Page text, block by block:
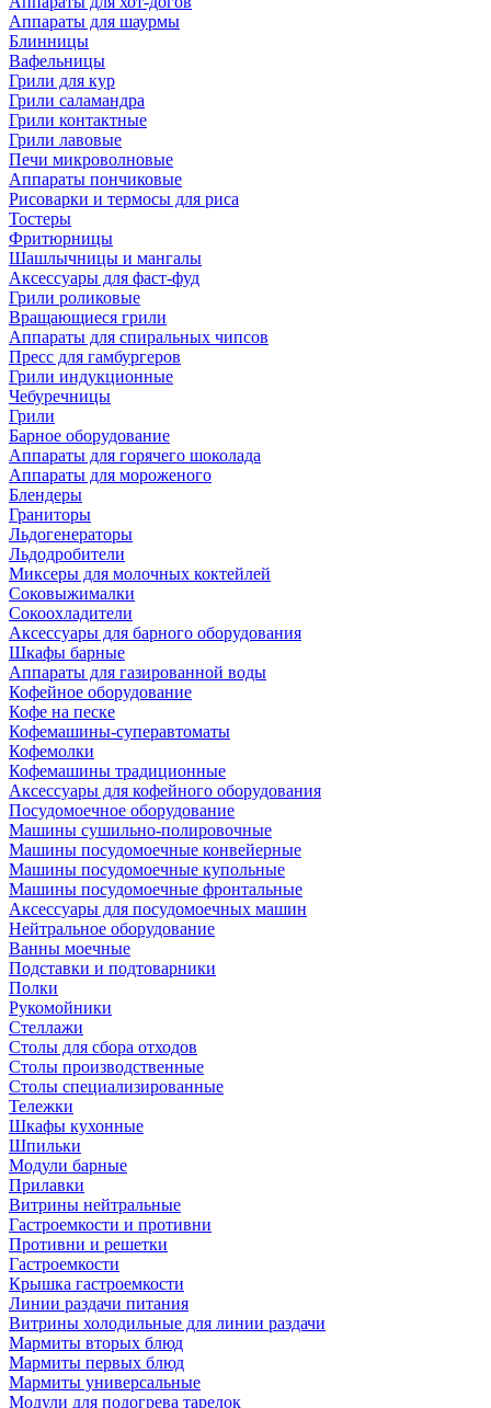
Аппараты для шаурмы
Блинницы
Вафельницы
Грили для кур
Грили саламандра
Грили контактные
Грили лавовые
Печи микроволновые
Аппараты пончиковые
Рисоварки и термосы для риса
Тостеры
Фритюрницы
Шашлычницы и мангалы
Аксессуары для фаст-фуд
Грили роликовые
Вращающиеся грили
Аппараты для спиральных чипсов
Пресс для гамбургеров
Грили индукционные
Чебуречницы
Грили
Барное оборудование
Аппараты для горячего шоколада
Аппараты для мороженого
Блендеры
Граниторы
Льдогенераторы
Льдодробители
Миксеры для молочных коктейлей
Соковыжималки
Сокоохладители
Аксессуары для барного оборудования
Шкафы барные
Аппараты для газированной воды
Кофейное оборудование
Кофе на песке
Кофемашины-суперавтоматы
Кофемолки
Кофемашины традиционные
Аксессуары для кофейного оборудования
Посудомоечное оборудование
Машины сушильно-полировочные
Машины посудомоечные конвейерные
Машины посудомоечные купольные
Машины посудомоечные фронтальные
Аксессуары для посудомоечных машин
Нейтральное оборудование
Ванны моечные
Подставки и подтоварники
Полки
Рукомойники
Стеллажи
Столы для сбора отходов
Столы производственные
Столы специализированные
Тележки
Шкафы кухонные
Шпильки
Модули барные
Прилавки
Витрины нейтральные
Гастроемкости и противни
Противни и решетки
Гастроемкости
Крышка гастроемкости
Линии раздачи питания
Витрины холодильные для линии раздачи
Мармиты вторых блюд
Мармиты первых блюд
Мармиты универсальные
Модули для подогрева тарелок